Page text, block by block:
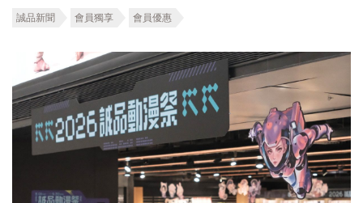
誠品新聞 會員獨享 會員優惠